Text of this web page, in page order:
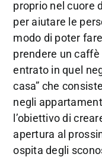
proprio nel cuore
per aiutare le
modo di poter
prendere un
entrato in quel
casa” che
negli
l’obiettivo di
apertura al
ospita degli